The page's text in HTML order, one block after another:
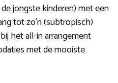
jongste kinderen) met een
tot zo’n (subtropisch)
het all-in arrangement
met de mooiste